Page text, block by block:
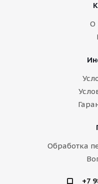
О
Обработка
+7